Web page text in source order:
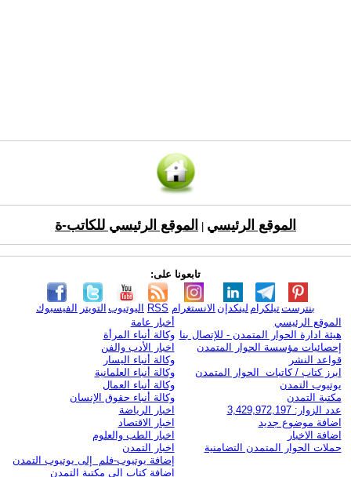
الموقع الرئيسي الموقع الرئيسي للكاتب-ة
تابعونا على:
الفيسبوك التويتر اليوتيوب RSS الانستغرام لينكدإن تيلكرامبنترست
الموقع الرئيسي
هيئة ادارة الحوار المتمدن - للإتصال بنا
إحصائيات مؤسسة الحوار المتمدن
قواعد النشر
ابرز كتاب / كاتبات الحوار المتمدن
يوتيوب التمدن
مكتبة التمدن
عدد الزوار: 3,429,972,197
اضافة موضوع جديد
اضافة الاخبار
حملات الحوار المتمدن التضامنية
أخبار عامة
وكالة أنباء المرأة
اخبار الأدب والفن
وكالة أنباء اليسار
وكالة أنباء العلمانية
وكالة أنباء العمال
وكالة أنباء حقوق الإنسان
اخبار الرياضة
اخبار الاقتصاد
اخبار الطب والعلوم
اخبار التمدن
إضافة يوتيوب-فلم إلى يوتيوب التمدن
إضافة كتاب إلى مكتبة التمدن